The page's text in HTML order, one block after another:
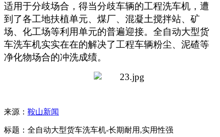
适用于分歧场合，得当分歧车辆的工程洗车机，遭
到了各工地扶植单元、煤厂、混凝土搅拌站、矿
场、化工场等利用单元的普遍迎接。 全自动大型货
车洗车机实实在在的解决了工程车辆粉尘、泥碴等
净化物场合的冲洗成绩。
来源： 鞍山新闻
标题：全自动大型货车洗车机-长期耐用,实用性强